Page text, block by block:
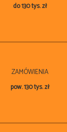
do 130 tys. zł
ZAMÓWIENIA
pow. 130 tys. zł